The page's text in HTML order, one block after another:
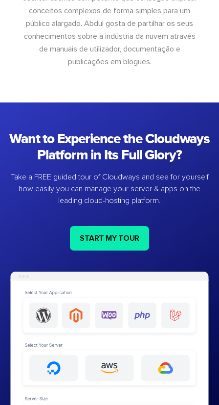
conceitos complexos de forma simples para um
público alargado. Abdul gosta de partilhar os seus
conhecimentos sobre a indústria da nuvem através
de manuais de utilizador, documentação e
publicações em blogues.
Want to Experience the Cloudways
Platform in Its Full Glory?
Take a FREE guided tour of Cloudways and see for yourself
how easily you can manage your server & apps on the
leading cloud-hosting platform.
START MY TOUR